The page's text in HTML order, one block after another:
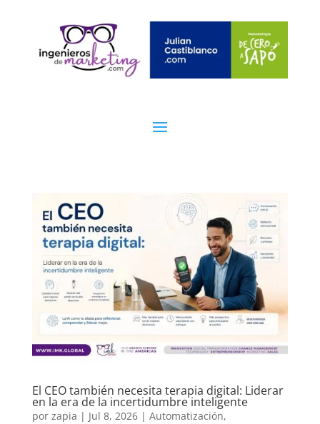
El CEO también necesita terapia digital: Liderar
en la era de la incertidumbre inteligente
por zapia | Jul 8, 2026| Automatización,